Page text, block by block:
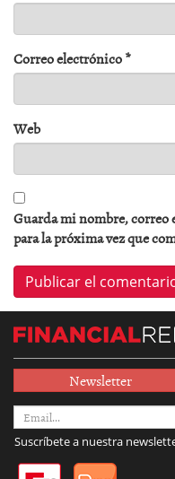
Correo electrónico*
Web
Guarda mi nombre, correo
para la próxima vez que
Newsletter
Suscríbete a nuestra